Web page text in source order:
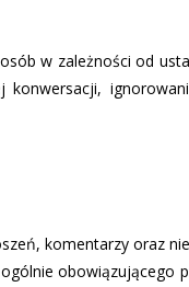
w zależności od
komentarzy oraz
obowiązującego